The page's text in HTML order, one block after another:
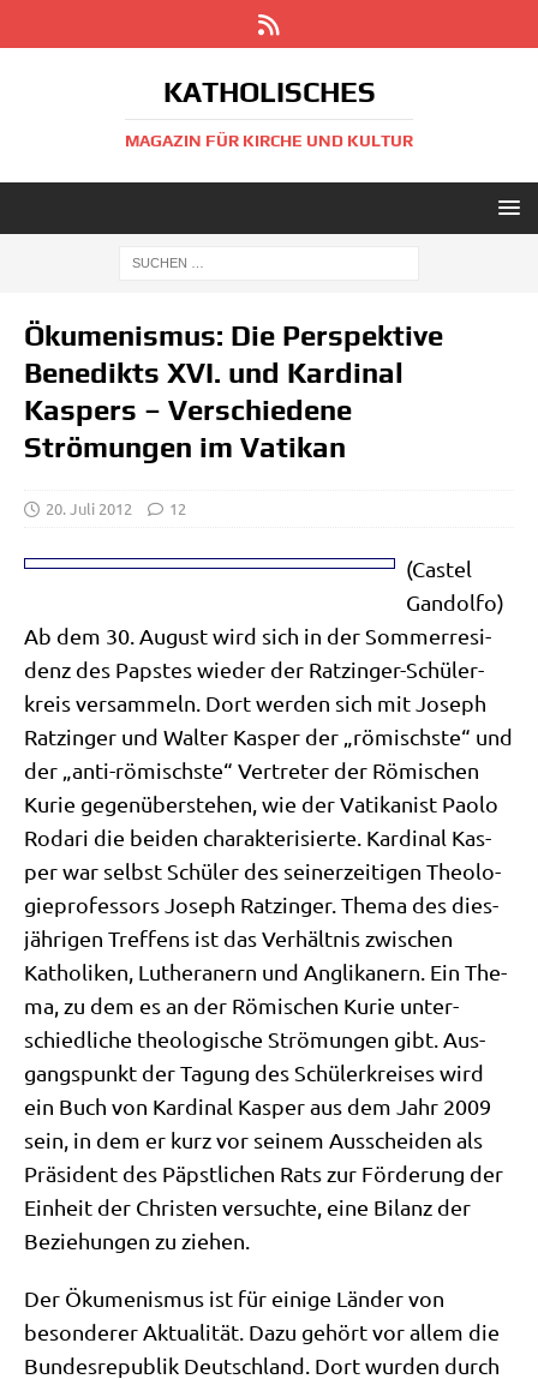
KATHOLISCHES
MAGAZIN FÜR KIRCHE UND KULTUR
Ökumenismus: Die Perspektive
Benedikts XVI. und Kardinal
Kaspers – Verschiedene
Strömungen im Vatikan
20. Juli 2012 12
(Castel
Gan­dol­fo)
Ab dem 30. August wird sich in der Som­mer­re­si­
denz des Pap­stes wie­der der Ratz­in­ger-Schü­ler­
kreis ver­sam­meln. Dort wer­den sich mit Joseph
Ratz­in­ger und Wal­ter Kas­per der „römisch­ste“ und
der „anti-römisch­ste“ Ver­tre­ter der Römi­schen
Kurie gegen­über­ste­hen, wie der Vati­ka­nist Pao­lo
Roda­ri die bei­den cha­rak­te­ri­sier­te. Kar­di­nal Kas­
per war selbst Schü­ler des sei­ner­zei­ti­gen Theo­lo­
gie­pro­fes­sors Joseph Ratz­in­ger. The­ma des dies­
jäh­ri­gen Tref­fens ist das Ver­hält­nis zwi­schen
Katho­li­ken, Luthe­ra­nern und Angli­ka­nern. Ein The­
ma, zu dem es an der Römi­schen Kurie unter­
schied­li­che theo­lo­gi­sche Strö­mun­gen gibt. Aus­
gangs­punkt der Tagung des Schü­ler­krei­ses wird
ein Buch von Kar­di­nal Kas­per aus dem Jahr 2009
sein, in dem er kurz vor sei­nem Aus­schei­den als
Prä­si­dent des Päpst­li­chen Rats zur För­de­rung der
Ein­heit der Chri­sten ver­such­te, eine Bilanz der
Bezie­hun­gen zu ziehen.
Der Öku­me­nis­mus ist für eini­ge Län­der von
beson­de­rer Aktua­li­tät. Dazu gehört vor allem die
Bun­des­re­pu­blik Deutsch­land. Dort wur­den durch